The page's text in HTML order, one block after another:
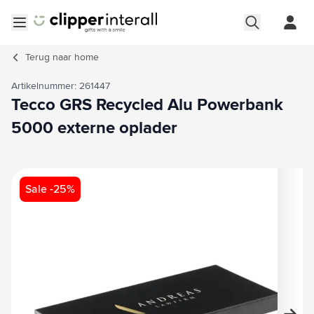
Terug naar home
Sale -25%
Hoofdafbeelding
Klik om afbeelding op volledig scherm te bekijken
Artikelnummer: 261447
Tecco GRS Recycled Alu Powerbank
5000 externe oplader